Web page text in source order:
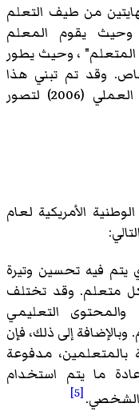
نهايتين من طيف التعلم
يقوم المعلم
، وحيث يطور
وقد تم تبني هذا
الطيف من خلال دليل مايكروسوفت العملي (2006) لتصور
الأمريكية لعام
يتم فيه تحسين وتيرة
كل متعلم. وقد تختلف
والمحتوى التعليمي
إلى ذلك، فإن
مدفوعة
ما يتم استخدام
الشخصي.[5]